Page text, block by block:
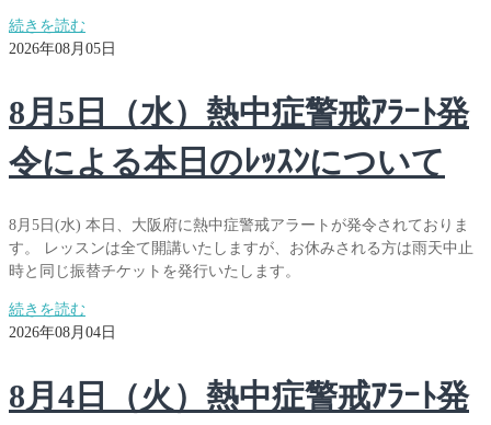
続きを読む
2026年08月05日
8月5日（水）熱中症警戒ｱﾗｰﾄ発
令による本日のﾚｯｽﾝについて
8月5日(水) 本日、大阪府に熱中症警戒アラートが発令されておりま
す。 レッスンは全て開講いたしますが、お休みされる方は雨天中止
時と同じ振替チケットを発行いたします。
続きを読む
2026年08月04日
8月4日（火）熱中症警戒ｱﾗｰﾄ発